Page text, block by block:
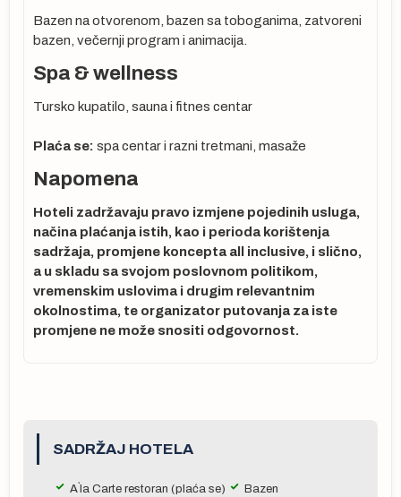
Bazen na otvorenom, bazen sa toboganima, zatvoreni
bazen, večernji program i animacija.
Spa & wellness
Tursko kupatilo, sauna i fitnes centar
Plaća se: spa centar i razni tretmani, masaže
Napomena
Hoteli zadržavaju pravo izmjene pojedinih usluga,
načina plaćanja istih, kao i perioda korištenja
sadržaja, promjene koncepta all inclusive, i slično,
a u skladu sa svojom poslovnom politikom,
vremenskim uslovima i drugim relevantnim
okolnostima, te organizator putovanja za iste
promjene ne može snositi odgovornost.
SADRŽAJ HOTELA
A`la Carte restoran (plaća se)
Bazen